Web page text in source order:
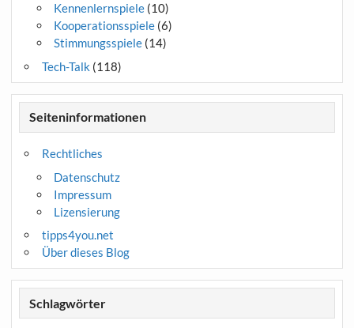
Kennenlernspiele(10)
Kooperationsspiele(6)
Stimmungsspiele(14)
Tech-Talk (118)
Seiteninformationen
Rechtliches
Datenschutz
Impressum
Lizensierung
tipps4you.net
Über dieses Blog
Schlagwörter